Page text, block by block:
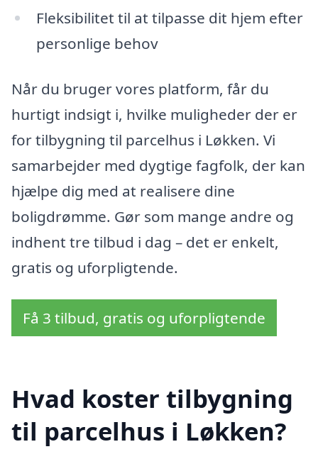
Fleksibilitet til at tilpasse dit hjem efter
personlige behov
Når du bruger vores platform, får du
hurtigt indsigt i, hvilke muligheder der er
for tilbygning til parcelhus i Løkken. Vi
samarbejder med dygtige fagfolk, der kan
hjælpe dig med at realisere dine
boligdrømme. Gør som mange andre og
indhent tre tilbud i dag – det er enkelt,
gratis og uforpligtende.
Få 3 tilbud, gratis og uforpligtende
Hvad koster tilbygning
til parcelhus i Løkken?